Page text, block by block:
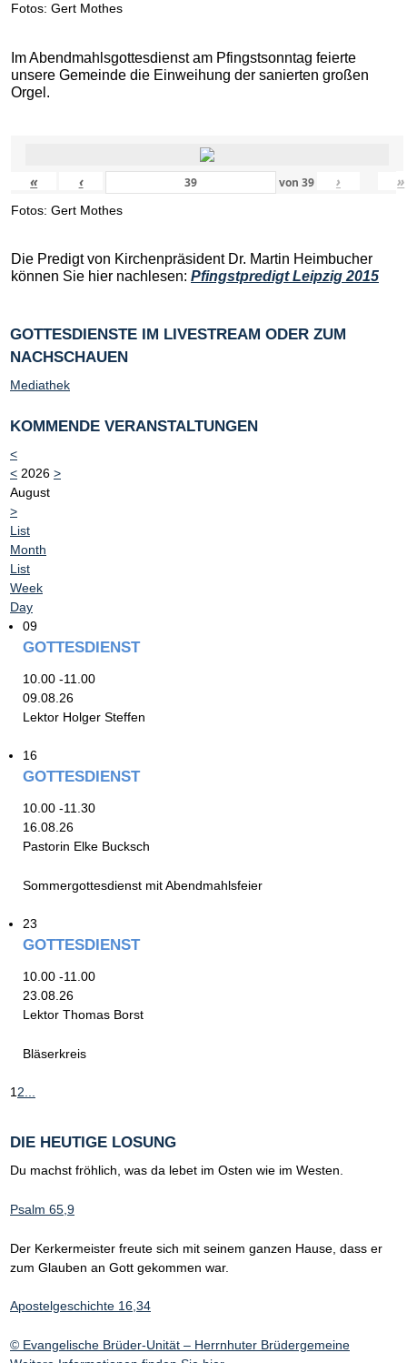
Fotos: Gert Mothes
Im Abendmahlsgottesdienst am Pfingstsonntag feierte
unsere Gemeinde die Einweihung der sanierten großen
Orgel.
« ‹ von 39 › »
Fotos: Gert Mothes
Die Predigt von Kirchenpräsident Dr. Martin Heimbucher
können Sie hier nachlesen: Pfingstpredigt Leipzig 2015
GOTTESDIENSTE IM LIVESTREAM ODER ZUM
NACHSCHAUEN
Mediathek
KOMMENDE VERANSTALTUNGEN
<
< 2026 >
August
>
List
Month
List
Week
Day
09
GOTTESDIENST
10.00 -11.00
09.08.26
Lektor Holger Steffen
16
GOTTESDIENST
10.00 -11.30
16.08.26
Pastorin Elke Bucksch
Sommergottesdienst mit Abendmahlsfeier
23
GOTTESDIENST
10.00 -11.00
23.08.26
Lektor Thomas Borst
Bläserkreis
12...
DIE HEUTIGE LOSUNG
Du machst fröhlich, was da lebet im Osten wie im Westen.
Psalm 65,9
Der Kerkermeister freute sich mit seinem ganzen Hause, dass er
zum Glauben an Gott gekommen war.
Apostelgeschichte 16,34
© Evangelische Brüder-Unität – Herrnhuter Brüdergemeine